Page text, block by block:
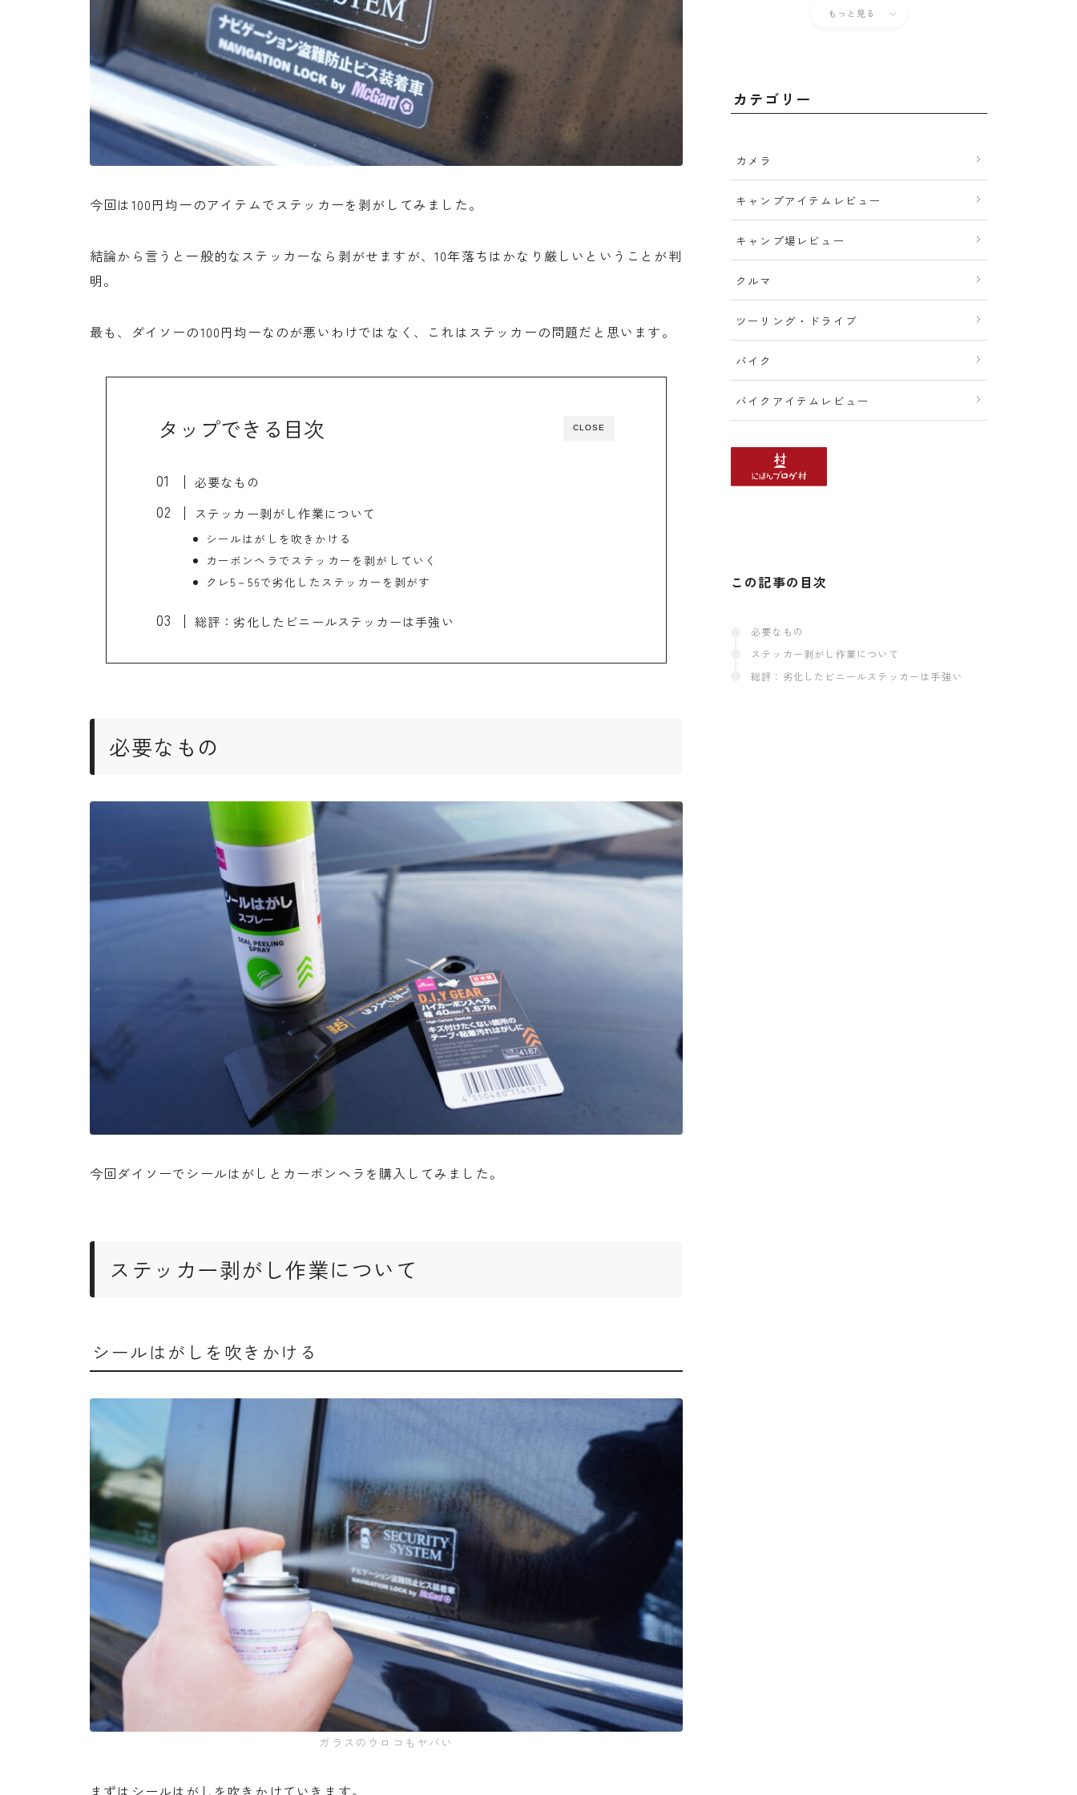
今回は100円均一のアイテムでステッカーを剥がしてみました。
結論から言うと一般的なステッカーなら剥がせますが、10年落ちはかなり厳しいということが判
明。
最も、ダイソーの100円均一なのが悪いわけではなく、これはステッカーの問題だと思います。
CLOSE
タップできる目次
必要なもの
ステッカー剥がし作業について
シールはがしを吹きかける
カーボンヘラでステッカーを剥がしていく
クレ5－56で劣化したステッカーを剥がす
総評：劣化したビニールステッカーは手強い
必要なもの
今回ダイソーでシールはがしとカーボンヘラを購入してみました。
ステッカー剥がし作業について
シールはがしを吹きかける
ガラスのウロコもヤバい
もっと見る
カテゴリー
カメラ
キャンプアイテムレビュー
キャンプ場レビュー
クルマ
ツーリング・ドライブ
バイク
バイクアイテムレビュー
この記事の目次
必要なもの
ステッカー剥がし作業について
総評：劣化したビニールステッカーは手強い